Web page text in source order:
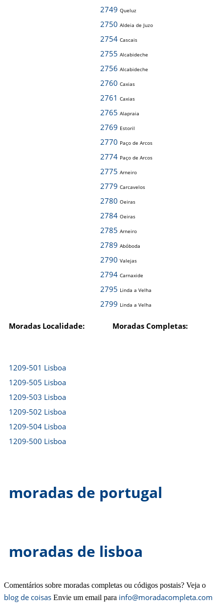
2749 Queluz
2750 Aldeia de Juzo
2754 Cascais
2755 Alcabideche
2756 Alcabideche
2760 Caxias
2761 Caxias
2765 Alapraia
2769 Estoril
2770 Paço de Arcos
2774 Paço de Arcos
2775 Arneiro
2779 Carcavelos
2780 Oeiras
2784 Oeiras
2785 Arneiro
2789 Abóboda
2790 Valejas
2794 Carnaxide
2795 Linda a Velha
2799 Linda a Velha
Moradas Localidade: Moradas Completas:
1209-501 Lisboa
1209-505 Lisboa
1209-503 Lisboa
1209-502 Lisboa
1209-504 Lisboa
1209-500 Lisboa
moradas de portugal
moradas de lisboa
Comentários sobre moradas completas ou códigos postais? Veja o
blog de coisas Envie um email para info@moradacompleta.com